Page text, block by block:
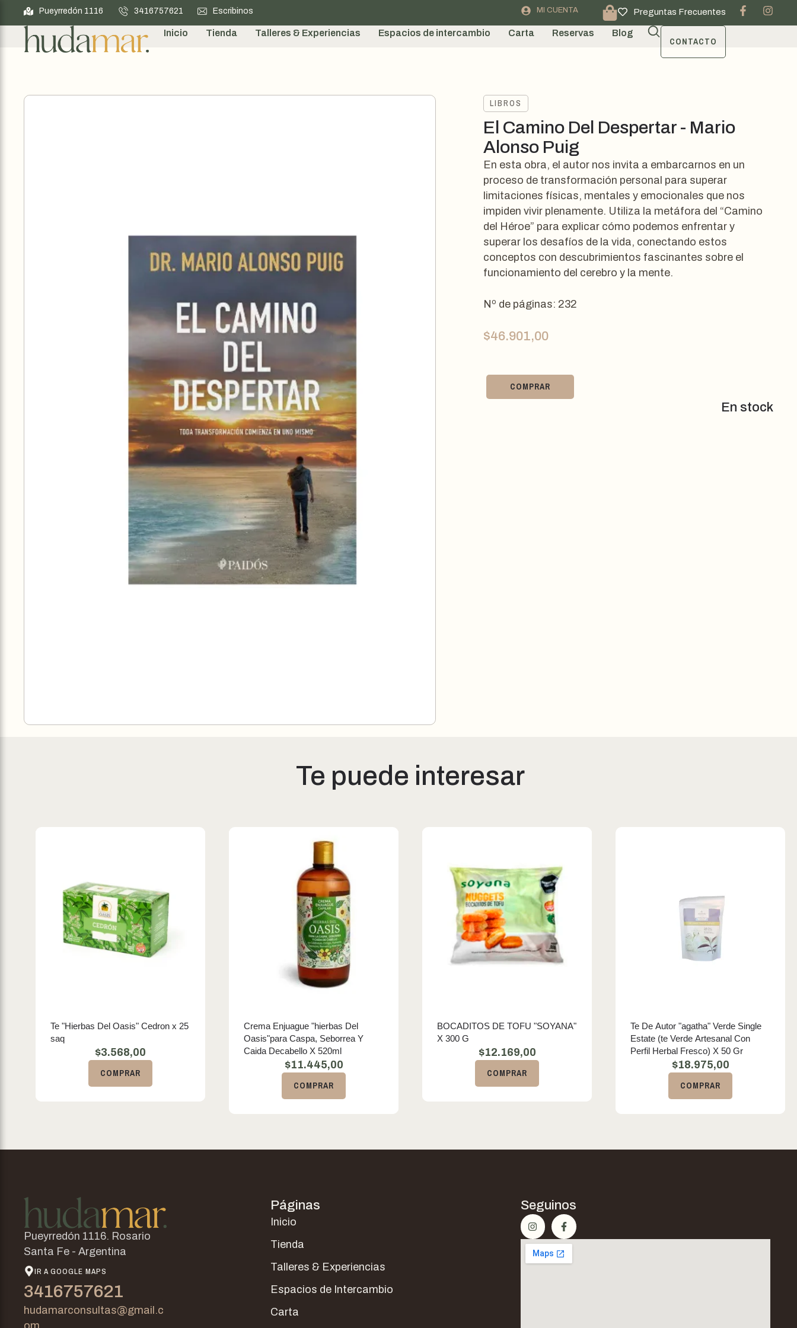
Pueyrredón 1116 3416757621 Escribinos MI CUENTA Preguntas Frecuentes
Inicio Tienda Talleres & Experiencias Espacios de intercambio Carta Reservas Blog
CONTACTO
LIBROS
El Camino Del Despertar - Mario
Alonso Puig
En esta obra, el autor nos invita a embarcarnos en un
proceso de transformación personal para superar
limitaciones físicas, mentales y emocionales que nos
impiden vivir plenamente. Utiliza la metáfora del “Camino
del Héroe” para explicar cómo podemos enfrentar y
superar los desafíos de la vida, conectando estos
conceptos con descubrimientos fascinantes sobre el
funcionamiento del cerebro y la mente.
Nº de páginas: 232
$46.901,00
COMPRAR
En stock
Te puede interesar
Te "Hierbas Del Oasis" Cedron x 25
saq
$3.568,00
COMPRAR
Crema Enjuague "hierbas Del
Oasis"para Caspa, Seborrea Y
Caida Decabello X 520ml
$11.445,00
COMPRAR
BOCADITOS DE TOFU "SOYANA"
X 300 G
$12.169,00
COMPRAR
Te De Autor "agatha" Verde Single
Estate (te Verde Artesanal Con
Perfil Herbal Fresco) X 50 Gr
$18.975,00
COMPRAR
Pueyrredón 1116. Rosario
Santa Fe - Argentina
IR A GOOGLE MAPS
3416757621
hudamarconsultas@gmail.c
Páginas
Inicio
Tienda
Talleres & Experiencias
Espacios de Intercambio
Carta
Seguinos